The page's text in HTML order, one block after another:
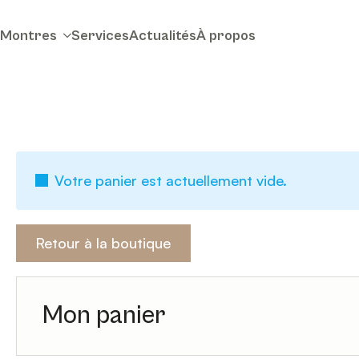
Montres ServicesActualitésÀ propos
Votre panier est actuellement vide.
Retour à la boutique
Mon panier